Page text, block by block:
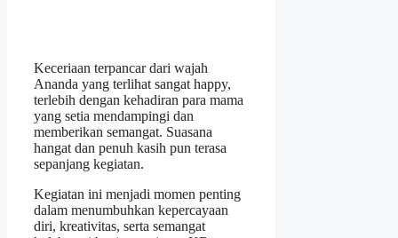
Keceriaan terpancar dari wajah
Ananda yang terlihat sangat happy,
terlebih dengan kehadiran para mama
yang setia mendampingi dan
memberikan semangat. Suasana
hangat dan penuh kasih pun terasa
sepanjang kegiatan.
Kegiatan ini menjadi momen penting
dalam menumbuhkan kepercayaan
diri, kreativitas, serta semangat